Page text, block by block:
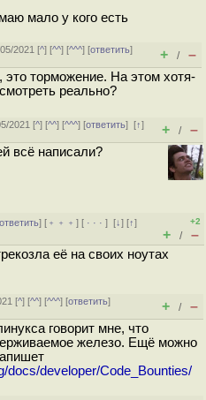
мало у кого есть
2021 [^] [^^] [^^^] [ответить]
+ / –
это торможение. На этом хотя-
реально?
2021 [^] [^^] [^^^] [ответить][↑]
+ / –
всё написали?
ответить] [ ﹢﹢﹢] [ · · ·][↓] [↑]
+2
+ / –
её на своих ноутах
[^] [^^] [^^^] [ответить]
+ / –
говорит мне, что
железо. Ещё можно
docs/developer/Code_Bounties/